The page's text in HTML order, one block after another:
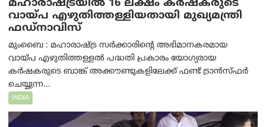
മഹാരാഷ്ട്രയിൽ 16 ലക്ഷം കർഷകരുടെ
വായ്പ എഴുതിത്തള്ളിയതായി മുഖ്യമന്ത്രി
ഫഡ്‌നാവിസ്
മുംബൈ : മഹാരാഷ്ട്ര സർക്കാരിന്റെ അഭിമാനകരമായ
വായ്പ എഴുതിത്തള്ളൽ പദ്ധതി പ്രകാരം യോഗ്യരായ
കർഷകരുടെ ബാങ്ക് അക്കൗണ്ടുകളിലേക്ക് ഫണ്ട് ട്രാൻസ്ഫർ
ചെയ്യുന്ന...
INDIA